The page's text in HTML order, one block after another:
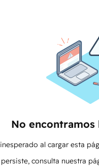
No encontramos
al cargar esta
consulta nuestra